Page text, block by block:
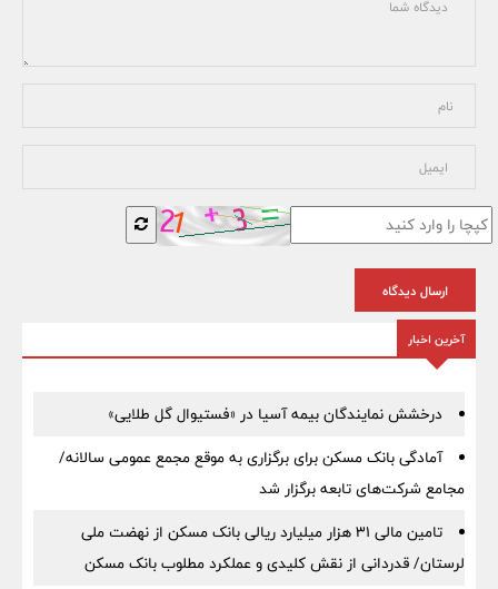
ارسال دیدگاه
آخرین اخبار
درخشش نمایندگان بیمه آسیا در «فستیوال گل طلایی»
آمادگی بانک مسکن برای برگزاری به موقع مجمع عمومی سالانه/
مجامع شرکت‌های تابعه برگزار شد
تامین مالی ۳۱ هزار میلیارد ریالی بانک مسکن از نهضت ملی
لرستان/ قدردانی از نقش کلیدی و عملکرد مطلوب بانک مسکن